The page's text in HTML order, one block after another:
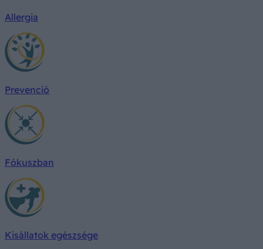
Allergia
Prevenció
Fókuszban
Kisállatok egészsége